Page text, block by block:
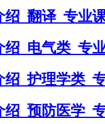
_翻译_专业
_电气类_专
_护理学类_
_预防医学_